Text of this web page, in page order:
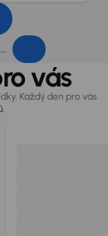
...
vás
Každý den pro vás
.